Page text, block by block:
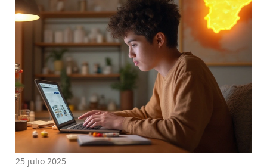
25 julio 2025